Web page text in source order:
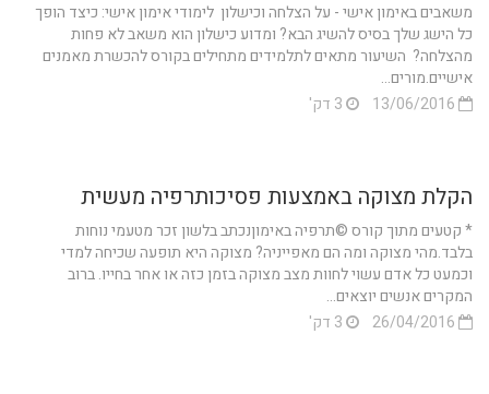
משאבים באימון אישי - על הצלחה וכישלון לימודי אימון אישי: כיצד הופך
כל הישג שלך בסיס להשיג הבא? ומדוע כישלון הוא משאב לא פחות
מהצלחה? השיעור מתאים לתלמידים מתחילים בקורס להכשרת מאמנים
אישיים.מורים...
הקלת מצוקה באמצעות פסיכותרפיה מעשית
* קטעים מתוך קורס ©תרפיה באימוןנכתב בלשון זכר מטעמי נוחות
בלבד.מהי מצוקה ומה הם מאפייניה? מצוקה היא תופעה שכיחה למדי
וכמעט כל אדם עשוי לחוות מצב מצוקה בזמן כזה או אחר בחייו. ברוב
המקרים אנשים יוצאים...